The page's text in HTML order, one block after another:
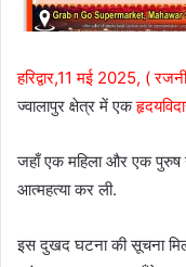
हरिद्वार,11 मई 2025, (
ज्वालापुर क्षेत्र में एक
जहाँ एक महिला और एक
आत्महत्या कर ली.
इस दुखद घटना की सूचना